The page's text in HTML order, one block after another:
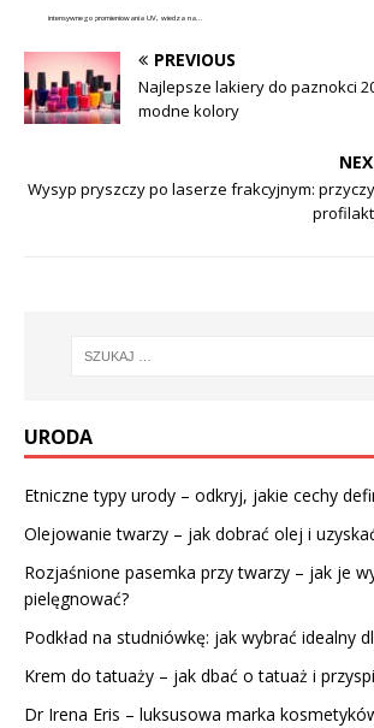
intensywnego promieniowania UV, wiedza na...
PREVIOUS
Najlepsze lakiery do paznokci
modne kolory
Wysyp pryszczy po laserze frakcyjnym:
URODA
Etniczne typy urody – odkryj, jakie cechy
Olejowanie twarzy – jak dobrać olej i
Rozjaśnione pasemka przy twarzy – jak je
pielęgnować?
Podkład na studniówkę: jak wybrać idealny
Krem do tatuaży – jak dbać o tatuaż i
Dr Irena Eris – luksusowa marka